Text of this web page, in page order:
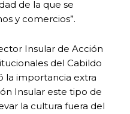
de la que se
y comercios”.
Insular de Acción
del Cabildo
la importancia extra
Insular este tipo de
la cultura fuera del